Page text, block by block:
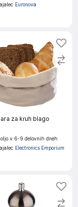
Euronova
za kruh blago
v 6-9 delovnih dneh
Electronics Emporium